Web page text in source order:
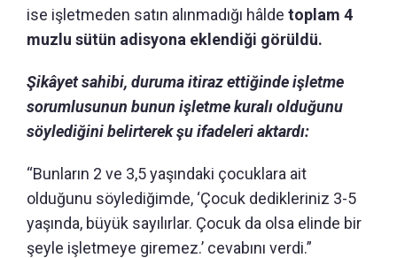
ise işletmeden satın alınmadığı hâlde toplam 4
muzlu sütün adisyona eklendiği görüldü.
Şikâyet sahibi, duruma itiraz ettiğinde işletme
sorumlusunun bunun işletme kuralı olduğunu
söylediğini belirterek şu ifadeleri aktardı:
“Bunların 2 ve 3,5 yaşındaki çocuklara ait
olduğunu söylediğimde, ‘Çocuk dedikleriniz 3-5
yaşında, büyük sayılırlar. Çocuk da olsa elinde bir
şeyle işletmeye giremez.’ cevabını verdi.”